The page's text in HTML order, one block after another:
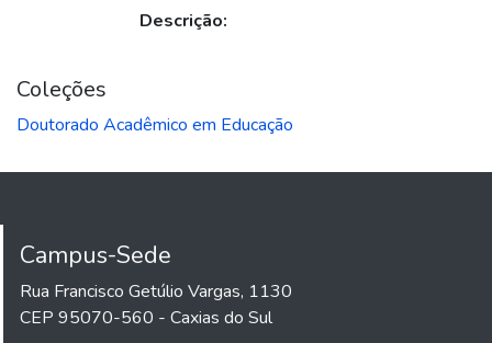
Descrição:
Coleções
Doutorado Acadêmico em Educação
Campus-Sede
Rua Francisco Getúlio Vargas, 1130
CEP 95070-560 - Caxias do Sul